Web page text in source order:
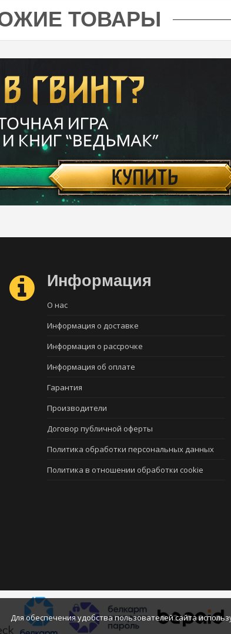
ТОВАРЫ
Информация
О нас
Информация о доставке
Информация о рассрочке
Информация об оплате
Гарантия
Производители
Договор публичной оферты
Политика обработки персональных данных
Политика в отношении обработки cookie
Для обеспечения удобства пользователей сайта